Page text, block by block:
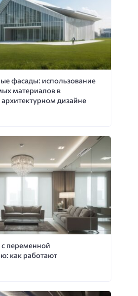
фасады: использование
материалов в
дизайне
переменной
как работают